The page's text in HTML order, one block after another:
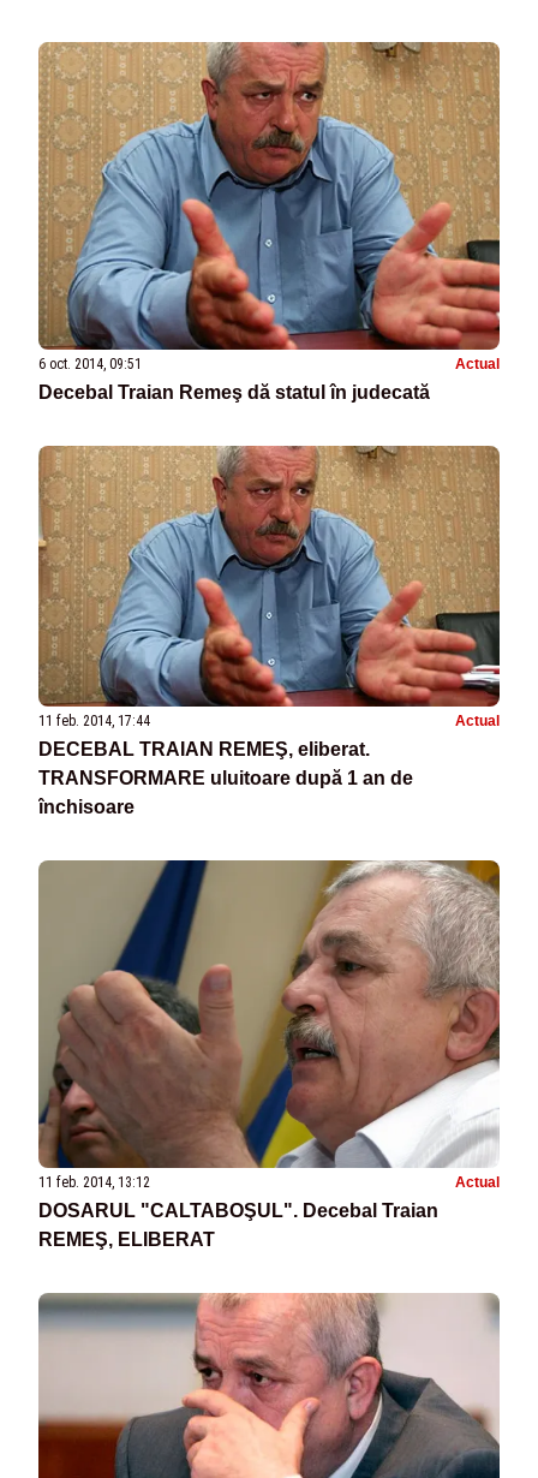
6 oct. 2014, 09:51 Actual
Decebal Traian Remeş dă statul în judecată
11 feb. 2014, 17:44 Actual
DECEBAL TRAIAN REMEŞ, eliberat.
TRANSFORMARE uluitoare după 1 an de
închisoare
11 feb. 2014, 13:12 Actual
DOSARUL "CALTABOŞUL". Decebal Traian
REMEŞ, ELIBERAT